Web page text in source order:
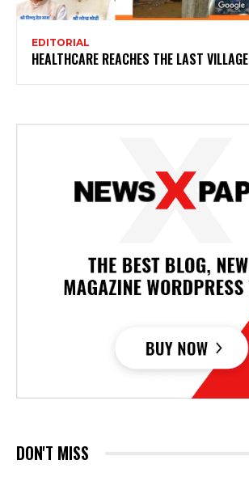
EDITORIAL
HEALTHCARE REACHES THE LAST VILLAGE
DON'T MISS